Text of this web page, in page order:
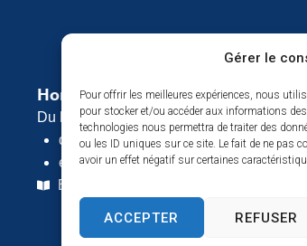
Gérer le
Pour offrir les meilleures expériences, nous
pour stocker et/ou accéder aux informations
technologies nous permettra de traiter des
ou les ID uniques sur ce site. Le fait de ne pas
avoir un effet négatif sur certaines
ACCEPTER REFUSER
Horaires d’ouverture
Du lundi au vendredi :
de 8h30 à 12h
et de 13h30 à 17h
Espace presse